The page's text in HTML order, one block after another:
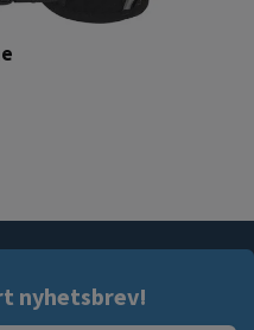
nyhetsbrev!